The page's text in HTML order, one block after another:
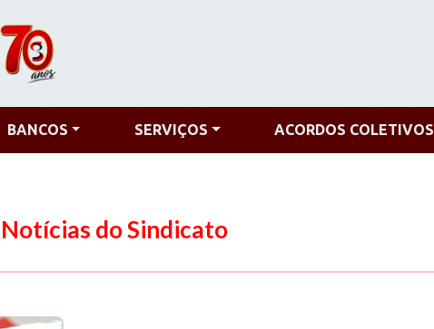
BANCOS SERVIÇOS ACORDOS COLETIVOS
do Sindicato